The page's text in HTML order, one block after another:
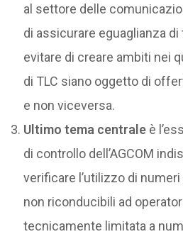
al settore delle
di assicurare eguaglianza
evitare di creare ambiti nei
di TLC siano oggetto di
e non viceversa.
Ultimo tema centrale è
di controllo dell’AGCOM
verificare l’utilizzo di
non riconducibili ad
tecnicamente limitata a